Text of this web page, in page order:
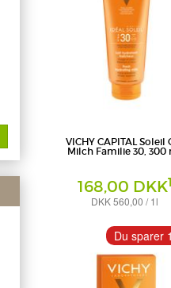
VICHY CAPITAL Soleil
Milch Familie 30, 300
168,00 DKK1
DKK 560,00 / 1l
L'Oreal Deutschland GmbH -
Geschäftsbereich VICHYDu sparer